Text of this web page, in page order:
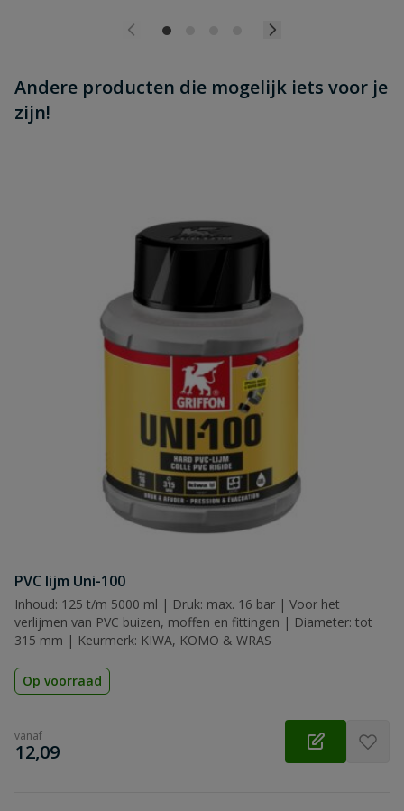
Andere producten die mogelijk iets voor je
zijn!
PVC lijm Uni-100
Inhoud: 125 t/m 5000 ml | Druk: max. 16 bar | Voor het
verlijmen van PVC buizen, moffen en fittingen | Diameter: tot
315 mm | Keurmerk: KIWA, KOMO & WRAS
Op voorraad
vanaf
€
12,09